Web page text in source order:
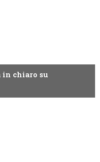
in chiaro su